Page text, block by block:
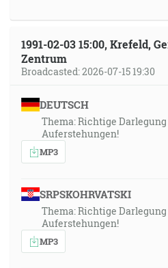
1991-02-03 15:00, Krefeld,
Zentrum
Broadcasted: 2026-07-15 19:30
DEUTSCH
Thema: Richtige
Auferstehungen!
MP3
SRPSKOHRVATSKI
Thema: Richtige
Auferstehungen!
MP3